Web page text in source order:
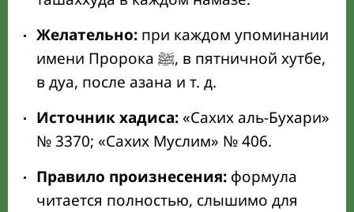
Желательно: при каждом упоминании
имени Пророка ﷺ, в пятничной хутбе,
в дуа, после азана и т. д.
Источник хадиса: «Сахих аль-Бухари»
№ 3370; «Сахих Муслим» № 406.
Правило произнесения: формула
читается полностью, слышимо для